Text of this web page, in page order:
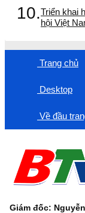
10.Triển khai
hội Việt
Trang chủ
Desktop
Về đầu
Giám đốc: